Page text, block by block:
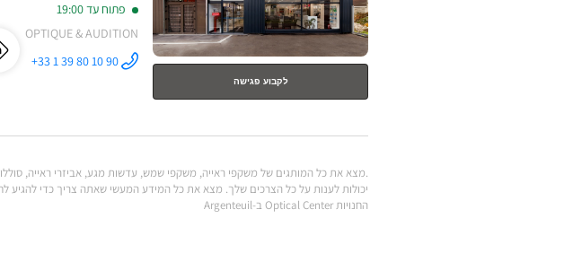
לקבוע פגישה
פתוח עד 19:00
OPTIQUE & AUDITION
התקשר לחנות
+33 1 39 80 10 90
החנויות Optical Center ב-Argenteuil